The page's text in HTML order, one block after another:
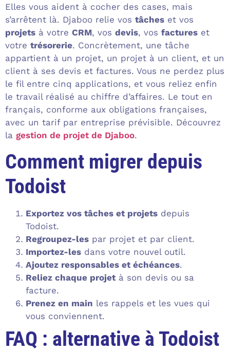
Elles vous aident à cocher des cases, mais
s’arrêtent là. Djaboo relie vos tâches et vos
projets à votre CRM, vos devis, vos factures et
votre trésorerie. Concrètement, une tâche
appartient à un projet, un projet à un client, et un
client à ses devis et factures. Vous ne perdez plus
le fil entre cinq applications, et vous reliez enfin
le travail réalisé au chiffre d’affaires. Le tout en
français, conforme aux obligations françaises,
avec un tarif par entreprise prévisible. Découvrez
la gestion de projet de Djaboo.
Comment migrer depuis
Todoist
Exportez vos tâches et projets depuis
Todoist.
Regroupez-les par projet et par client.
Importez-les dans votre nouvel outil.
Ajoutez responsables et échéances.
Reliez chaque projet à son devis ou sa
facture.
Prenez en main les rappels et les vues qui
vous conviennent.
FAQ : alternative à Todoist